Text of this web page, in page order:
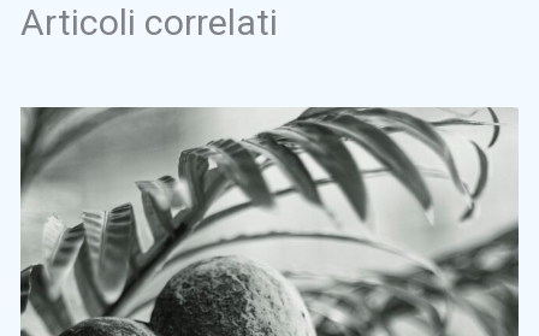
Articoli correlati